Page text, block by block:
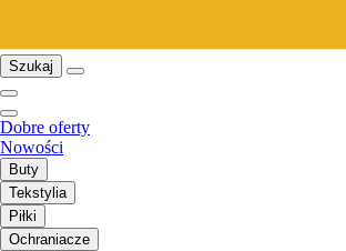
Szukaj
Dobre oferty
Nowości
Buty
Tekstylia
Piłki
Ochraniacze